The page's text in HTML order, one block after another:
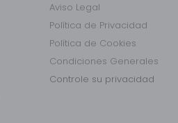
Aviso Legal
Política de Privacidad
Política de Cookies
Condiciones Generales
Controle su privacidad